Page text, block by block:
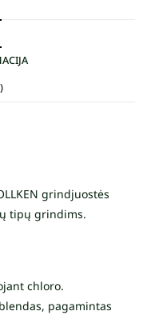
grindjuostės
tipų grindims.
chloro.
pagamintas